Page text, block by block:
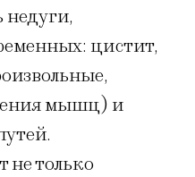
цистит,
мышц) и
только